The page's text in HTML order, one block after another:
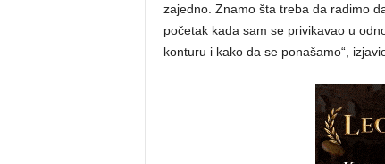
zajedno. Znamo šta treba da radimo
početak kada sam se privikavao u
konturu i kako da se ponašamo“,